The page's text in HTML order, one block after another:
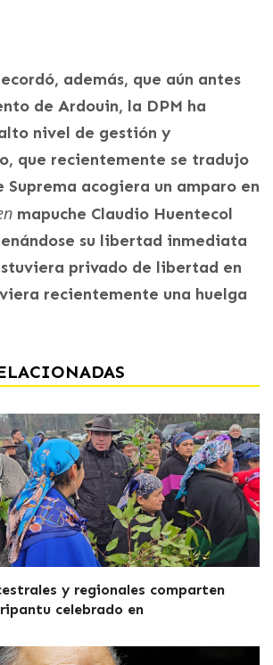
además, que aún antes
de Ardouin, la DPM ha
nivel de gestión y
que recientemente se tradujo
Suprema acogiera un amparo en
mapuche Claudio Huentecol
su libertad inmediata
privado de libertad en
recientemente una huelga
y regionales comparten
celebrado en